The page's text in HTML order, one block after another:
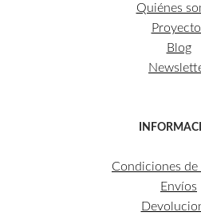
Quiénes
Blog
Condiciones de
Envíos